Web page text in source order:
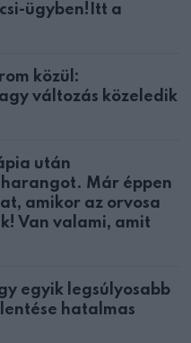
ügyben!Itt a
közül:
változás közeledik
után
Már éppen
amikor az orvosa
Van valami, amit
egyik legsúlyosabb
hatalmas